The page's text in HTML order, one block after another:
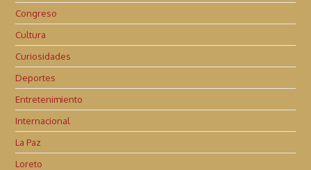
Congreso
Cultura
Curiosidades
Deportes
Entretenimiento
Internacional
La Paz
Loreto